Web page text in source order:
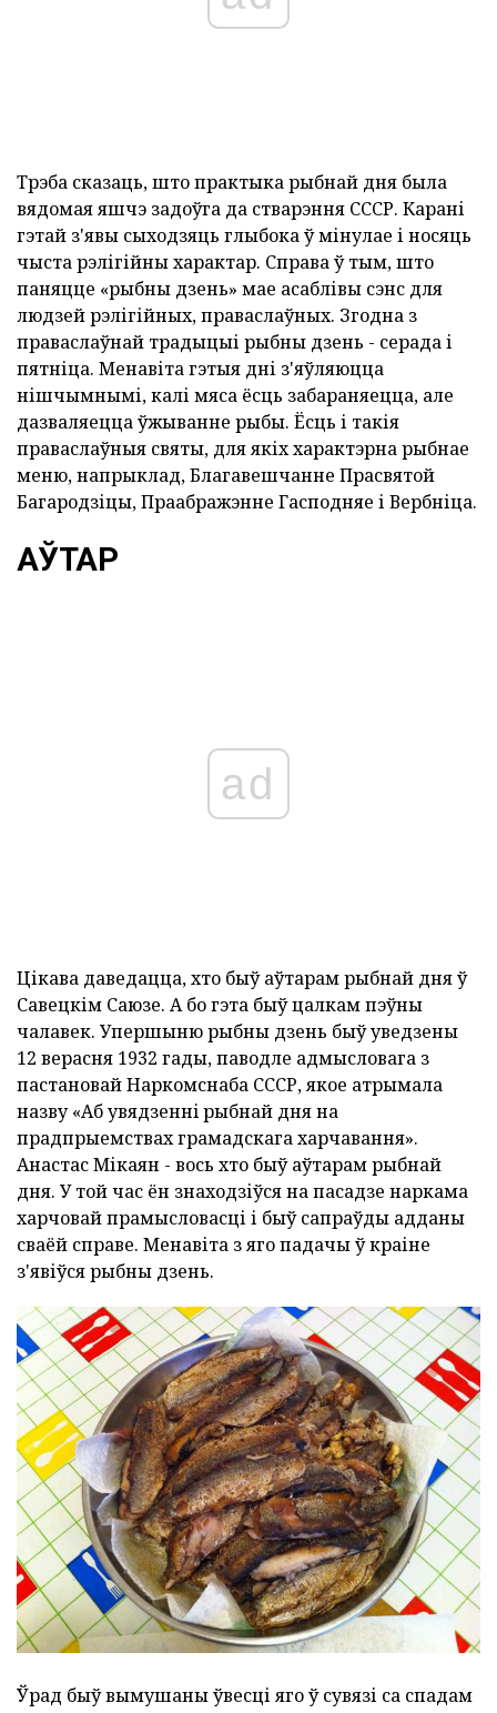
Трэба сказаць, што практыка рыбнай дня была
вядомая яшчэ задоўга да стварэння СССР. Карані
гэтай з'явы сыходзяць глыбока ў мінулае і носяць
чыста рэлігійны характар. Справа ў тым, што
паняцце «рыбны дзень» мае асаблівы сэнс для
людзей рэлігійных, праваслаўных. Згодна з
праваслаўнай традыцыі рыбны дзень - серада і
пятніца. Менавіта гэтыя дні з'яўляюцца
нішчымнымі, калі мяса ёсць забараняецца, але
дазваляецца ўжыванне рыбы. Ёсць і такія
праваслаўныя святы, для якіх характэрна рыбнае
меню, напрыклад, Благавешчанне Прасвятой
Багародзіцы, Праабражэнне Гасподняе і Вербніца.
АЎТАР
ad
Цікава даведацца, хто быў аўтарам рыбнай дня ў
Савецкім Саюзе. А бо гэта быў цалкам пэўны
чалавек. Упершыню рыбны дзень быў уведзены
12 верасня 1932 гады, паводле адмысловага з
пастановай Наркомснаба СССР, якое атрымала
назву «Аб увядзеннi рыбнай дня на
прадпрыемствах грамадскага харчавання».
Анастас Мікаян - вось хто быў аўтарам рыбнай
дня. У той час ён знаходзіўся на пасадзе наркама
харчовай прамысловасці і быў сапраўды адданы
сваёй справе. Менавіта з яго падачы ў краіне
з'явіўся рыбны дзень.
Ўрад быў вымушаны ўвесці яго ў сувязі са спадам